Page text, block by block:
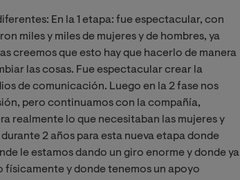
En la 1 etapa: fue espectacular, con
miles y miles de mujeres y de hombres, ya
creemos que esto hay que hacerlo de manera
las cosas. Fue espectacular crear la
de comunicación. Luego en la 2 fase nos
pero continuamos con la compañía,
realmente lo que necesitaban las mujeres y
2 años para esta nueva etapa donde
le estamos dando un giro enorme y donde ya
físicamente y donde tenemos un apoyo